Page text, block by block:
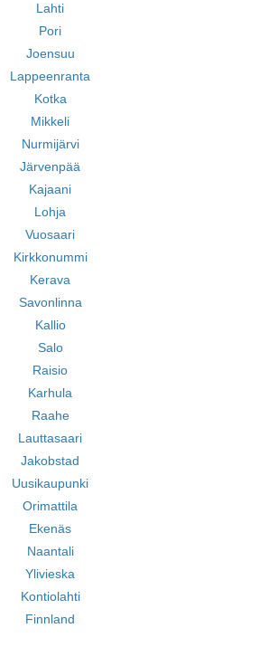
Lahti
Pori
Joensuu
Lappeenranta
Kotka
Mikkeli
Nurmijärvi
Järvenpää
Kajaani
Lohja
Vuosaari
Kirkkonummi
Kerava
Savonlinna
Kallio
Salo
Raisio
Karhula
Raahe
Lauttasaari
Jakobstad
Uusikaupunki
Orimattila
Ekenäs
Naantali
Ylivieska
Kontiolahti
Finnland